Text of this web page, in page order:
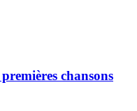
chansons